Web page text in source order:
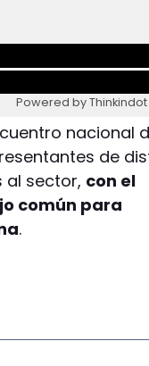
Powered by
nacional
de
al sector, con el
común para
.